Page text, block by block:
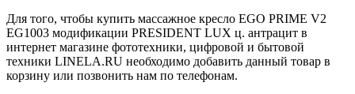
Для того, чтобы купить массажное кресло EGO PRIME V2
EG1003 модификации PRESIDENT LUX ц. антрацит в
интернет магазине фототехники, цифровой и бытовой
техники LINELA.RU необходимо добавить данный товар в
корзину или позвонить нам по телефонам.